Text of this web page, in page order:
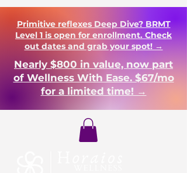
Primitive reflexes Deep Dive? BRMT
Level 1 is open for enrollment. Check
out dates and grab your spot! →
Nearly $800 in value, now part
of Wellness With Ease. $67/mo
for a limited time! →